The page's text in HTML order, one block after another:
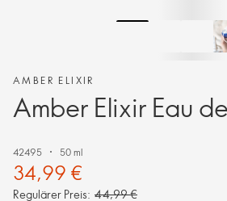
AMBER ELIXIR
Amber Elixir Eau
42495 50 ml
34,99 €
Regulärer Preis: 44,99 €